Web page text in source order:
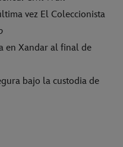
vez El Coleccionista
en Xandar al final de
bajo la custodia de